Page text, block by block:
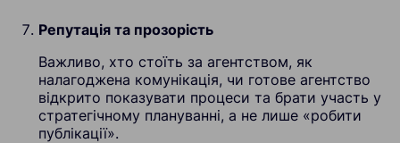
Репутація та прозорість
Важливо, хто стоїть за агентством, як
налагоджена комунікація, чи готове агентство
відкрито показувати процеси та брати участь у
стратегічному плануванні, а не лише «робити
публікації».